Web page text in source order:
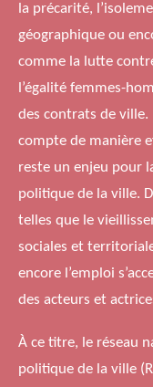
la précarité,
géographique ou
comme la lutte
l’égalité femmes-
des contrats de ville.
compte de manière
reste un enjeu pour
politique de la ville.
telles que le
sociales et
encore l’emploi
des acteurs et
À ce titre, le réseau
politique de la ville